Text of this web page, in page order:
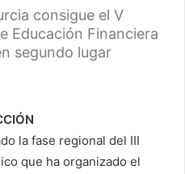
consigue el V
Educación Financiera
segundo lugar
la fase regional del III
que ha organizado el